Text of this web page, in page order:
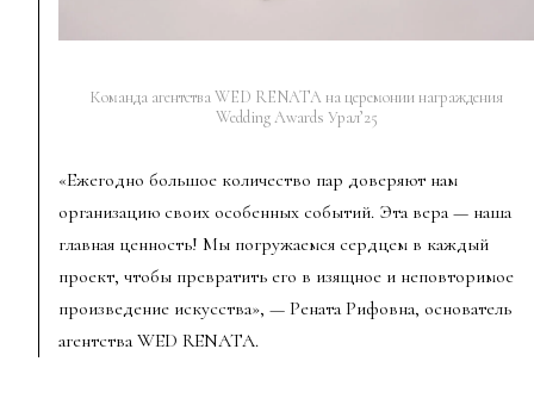
Команда агентства WED RENATA на церемонии награждения
Wedding Awards Урал’25
«Ежегодно большое количество пар доверяют нам
организацию своих особенных событий. Эта вера — наша
главная ценность! Мы погружаемся сердцем в каждый
проект, чтобы превратить его в изящное и неповторимое
произведение искусства», — Рената Рифовна, основатель
агентства WED RENATA.